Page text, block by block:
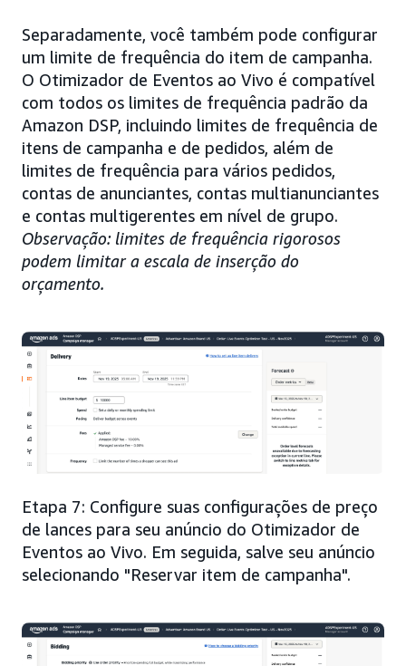
Separadamente, você também pode configurar
um limite de frequência do item de campanha.
O Otimizador de Eventos ao Vivo é compatível
com todos os limites de frequência padrão da
Amazon DSP, incluindo limites de frequência de
itens de campanha e de pedidos, além de
limites de frequência para vários pedidos,
contas de anunciantes, contas multianunciantes
e contas multigerentes em nível de grupo.
Observação: limites de frequência rigorosos
podem limitar a escala de inserção do
orçamento.
Etapa 7: Configure suas configurações de preço
de lances para seu anúncio do Otimizador de
Eventos ao Vivo. Em seguida, salve seu anúncio
selecionando "Reservar item de campanha".